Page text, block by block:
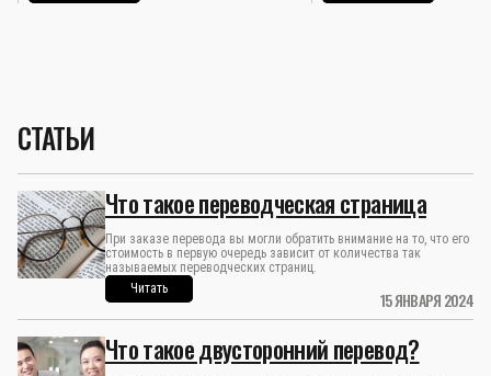
СТАТЬИ
15 ЯНВАРЯ 2024
Что такое переводческая страница
При заказе перевода вы могли обратить внимание на то, что его
стоимость в первую очередь зависит от количества так
называемых переводческих страниц.
Читать
Что такое двусторонний перевод?